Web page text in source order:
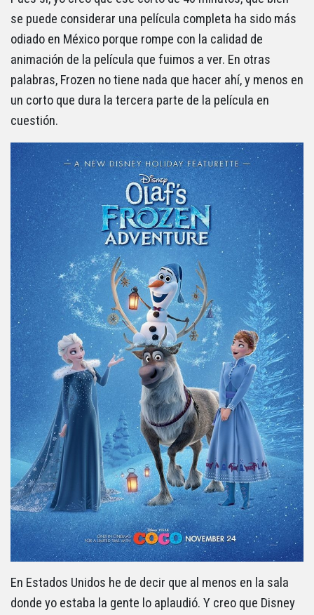
se puede considerar una película completa ha sido más
odiado en México porque rompe con la calidad de
animación de la película que fuimos a ver. En otras
palabras, Frozen no tiene nada que hacer ahí, y menos en
un corto que dura la tercera parte de la película en
cuestión.
En Estados Unidos he de decir que al menos en la sala
donde yo estaba la gente lo aplaudió. Y creo que Disney